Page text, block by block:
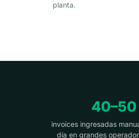
planta.
40–50
invoices ingresadas
día en grandes